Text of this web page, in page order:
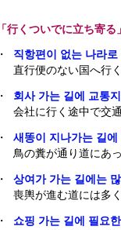
「行くついでに立ち寄
・
직항편이 없는 나라
直行便のない国へ行
・
회사 가는 길에 교통
会社に行く途中で交
・
새똥이 지나가는 길
鳥の糞が通り道にあ
・
상여가 가는 길에는
喪輿が進む道には多
・
쇼핑 가는 길에 필요